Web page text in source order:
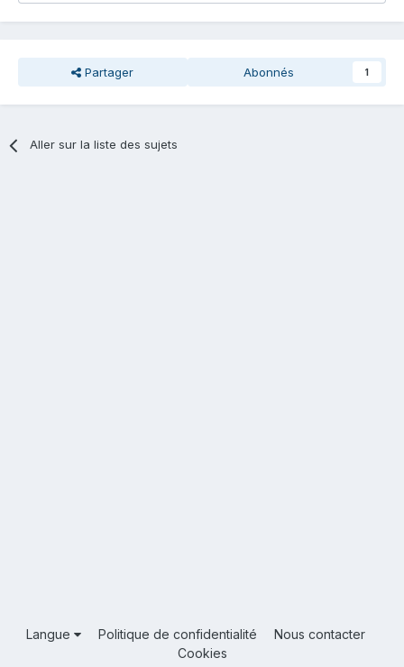
Partager Abonnés 1
Aller sur la liste des sujets
Langue Politique de confidentialité
Nous contacter
Cookies